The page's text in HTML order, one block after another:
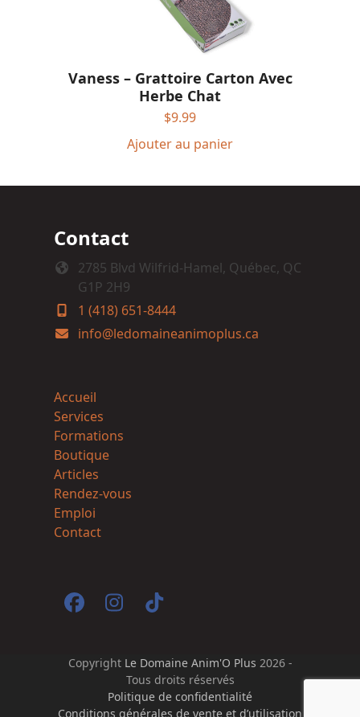
Vaness – Grattoire Carton Avec
Herbe Chat
$9.99
Ajouter au panier
Contact
2785 Blvd Wilfrid-Hamel, Québec, QC
G1P 2H9
1 (418) 651-8444
info@ledomaineanimoplus.ca
Accueil
Services
Formations
Boutique
Articles
Rendez-vous
Emploi
Contact
Facebook
Instagram
Tiktok
Copyright Le Domaine Anim'O Plus 2026 -
Tous droits réservés
Politique de confidentialité
Conditions générales de vente et d’utilisation